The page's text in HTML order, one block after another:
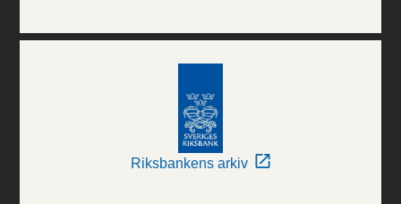
Riksbankens arkiv